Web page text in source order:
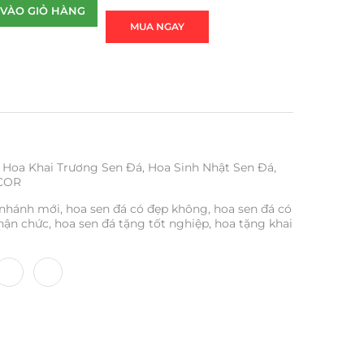
GIỎ HÀNG
MUA NGAY
Hoa Khai Trương Sen Đá, Hoa Sinh Nhật Sen Đá,
mới, hoa sen đá có đẹp không, hoa sen đá có
chức, hoa sen đá tặng tốt nghiệp, hoa tặng khai